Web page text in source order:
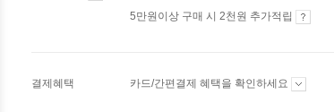
5만원이상 구매 시 2천원 추가적립
결제혜택 카드/간편결제 혜택을 확인하세요